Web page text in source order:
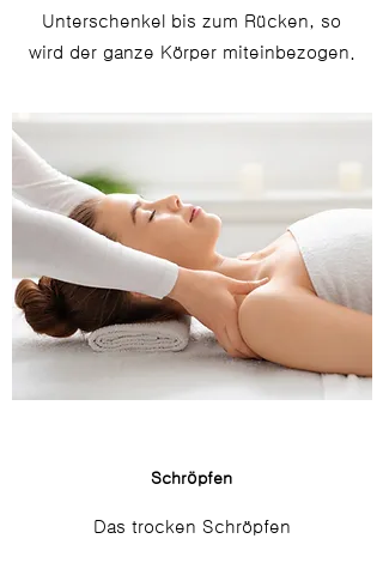
Unterschenkel bis zum Rücken, so
wird der ganze Körper miteinbezogen.
Schröpfen
Das trocken Schröpfen